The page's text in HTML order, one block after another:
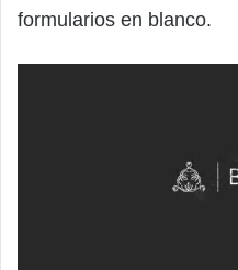
formularios en blanco.